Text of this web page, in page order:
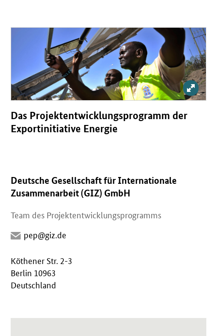
Bild
Das Projektentwicklungsprogramm der
Exportinitiative Energie
Öffnet Einzelsicht
Deutsche Gesellschaft für Internationale
Zusammenarbeit (GIZ) GmbH
Team des Projektentwicklungsprogramms
pep@giz.de
Köthener Str. 2-3
Berlin 10963
Deutschland